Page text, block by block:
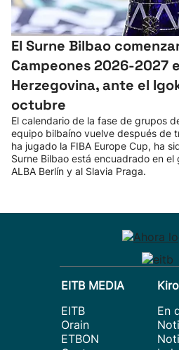
El Surne Bilbao
Campeones 2026-2027
Herzegovina, ante el
octubre
El calendario de la fase de grupos
equipo bilbaíno vuelve después de
ha jugado la FIBA Europe Cup, ha
Surne Bilbao está encuadrado en
ALBA Berlín y al Slavia Praga.
EITB MEDIA
EITB
Orain
ETBON
En